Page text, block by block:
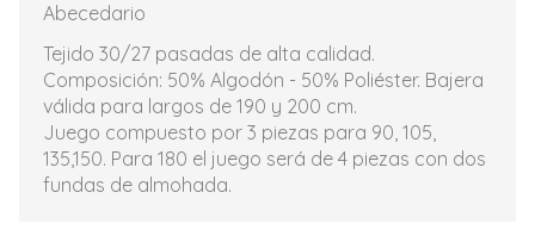
Abecedario
Tejido 30/27 pasadas de alta calidad.
Composición: 50% Algodón - 50% Poliéster. Bajera
válida para largos de 190 y 200 cm.
Juego compuesto por 3 piezas para 90, 105,
135,150. Para 180 el juego será de 4 piezas con dos
fundas de almohada.